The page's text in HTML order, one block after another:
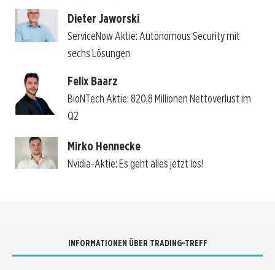
Dieter Jaworski
ServiceNow Aktie: Autonomous Security mit
sechs Lösungen
Felix Baarz
BioNTech Aktie: 820,8 Millionen Nettoverlust im
Q2
Mirko Hennecke
Nvidia-Aktie: Es geht alles jetzt los!
INFORMATIONEN ÜBER TRADING-TREFF